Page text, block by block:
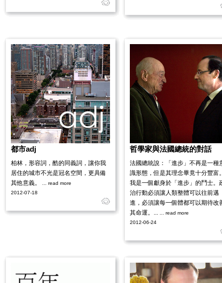
都市adj
柏林，形容詞，酷的同義詞，讓你我
居住的城市不光是冠名空間，更具備
其他意義。
... read more
2012-07-18
哲學家與法國總統的對話
法國總統說：「進步」不再是一種
識形態，但是其理念畢竟十分豐富
我是一個獻身於「進步」的鬥士。
治行動必須讓人類整體可以往前邁
進，必須讓每一個體都可以期待改
其命運。...
... read more
2012-06-24